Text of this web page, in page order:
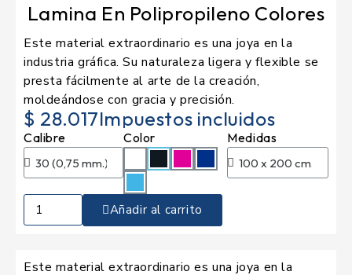
Lamina En Polipropileno Colores
Este material extraordinario es una joya en la
industria gráfica. Su naturaleza ligera y flexible se
presta fácilmente al arte de la creación,
moldeándose con gracia y precisión.
$ 28.017Impuestos incluidos
Calibre Color Medidas
Añadir al carrito
Este material extraordinario es una joya en la